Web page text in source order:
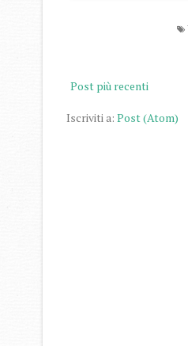
Post più recenti
Iscriviti a: Post (Atom)